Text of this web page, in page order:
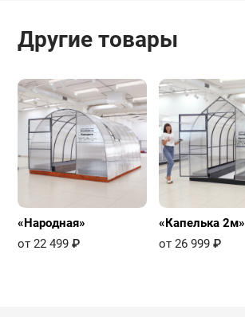
Другие товары
«Народная»
от 22 499 ₽
«Капелька 2м»
от 26 999₽